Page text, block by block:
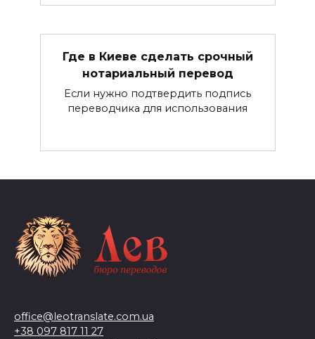
Где в Киеве сделать срочный
нотариальный перевод
Если нужно подтвердить подпись
переводчика для использования
office@leotranslate.com.ua
+38 097 817 11 27